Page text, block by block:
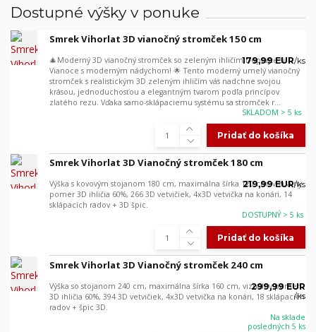
Dostupné výšky v ponuke
Smrek Vihorlat 3D vianočný stromček 150 cm
🎄Moderný 3D vianočný stromček so zeleným ihličím Doprajte si
Vianoce s moderným nádychom! 🌟 Tento moderný umelý vianočný
stromček s realistickým 3D zeleným ihličím vás nadchne svojou
krásou, jednoduchosťou a elegantným tvarom podľa princípov
zlatého rezu. Vďaka samo-sklápaciemu systému sa stromček r...
179,99 EUR/ks
SKLADOM > 5 ks
Pridať do košíka
Smrek Vihorlat 3D Vianočný stromček 180 cm
Výška s kovovým stojanom 180 cm, maximálna šírka 120 cm, vizuálny
pomer 3D ihličia 60%, 266 3D vetvičiek, 4x3D vetvička na konári, 14
sklápacích radov + 3D špic.
219,99 EUR/ks
DOSTUPNÝ > 5 ks
Pridať do košíka
Smrek Vihorlat 3D Vianočný stromček 240 cm
Výška so stojanom 240 cm, maximálna šírka 160 cm, vizuálny pomer
3D ihličia 60%, 394 3D vetvičiek, 4x3D vetvička na konári, 18 sklápacích
radov + špic 3D.
299,99 EUR
/ks
Na sklade
posledných 5 ks